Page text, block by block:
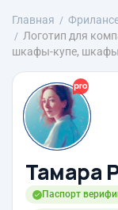
Главная
Логотип для
шкафы-купе, шкафы
Тамара
Паспорт